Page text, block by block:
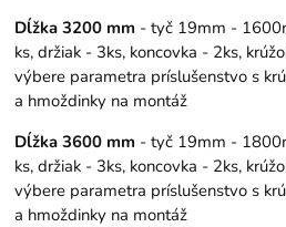
Dĺžka 3200 mm - tyč 19mm -
ks, držiak - 3ks, koncovka - 2ks,
výbere parametra príslušenstvo s
a hmoždinky na montáž
Dĺžka 3600 mm - tyč 19mm -
ks, držiak - 3ks, koncovka - 2ks,
výbere parametra príslušenstvo s
a hmoždinky na montáž